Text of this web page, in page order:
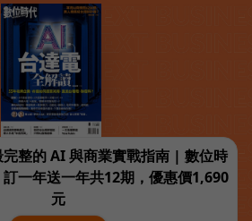
整的 AI 與商業實戰指南 | 數位時
一年送一年共12期，優惠價1,690
元